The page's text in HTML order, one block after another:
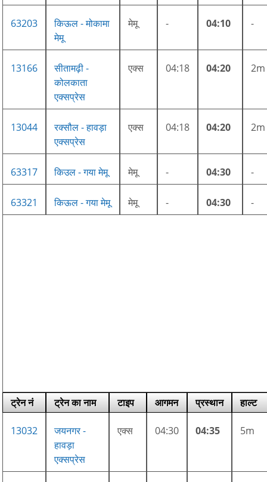
63203
किऊल - मोकामा
मेमू
मेमू - 04:10 -
13166
सीतामढ़ी -
कोलकाता
एक्सप्रेस
एक्स 04:18 04:20 2m
13044
रक्सौल - हावड़ा
एक्सप्रेस
एक्स 04:18 04:20 2m
63317 किउल - गया मेमू मेमू - 04:30 -
63321 किऊल - गया मेमू मेमू - 04:30 -
ट्रेन नं ट्रेन का नाम टाइप आगमन प्रस्थान हाल्ट
13032
जयनगर -
हावड़ा
एक्सप्रेस
एक्स 04:30 04:35 5m